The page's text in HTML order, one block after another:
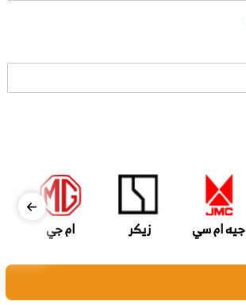
جيه ام سي زيكر ام جي